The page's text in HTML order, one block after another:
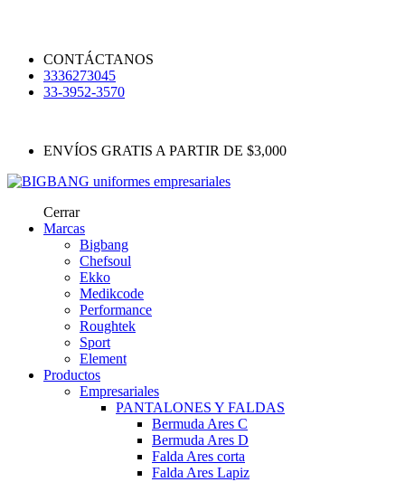
CONTÁCTANOS
3336273045
33-3952-3570
ENVÍOS GRATIS A PARTIR DE $3,000
Cerrar
Marcas
Bigbang
Chefsoul
Ekko
Medikcode
Performance
Roughtek
Sport
Element
Productos
Empresariales
PANTALONES Y FALDAS
Bermuda Ares C
Bermuda Ares D
Falda Ares corta
Falda Ares Lapiz